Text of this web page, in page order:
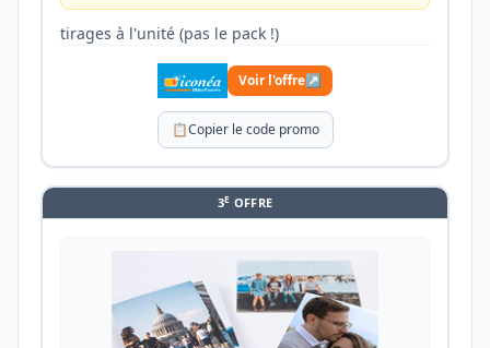
tirages à l'unité (pas le pack !)
Voir l'offre↗
📋Copier le code promo
3E OFFRE